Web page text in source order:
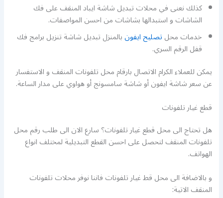
كذلك نعنى في محلات تبديل شاشة ايباد المنقف على فك
الشاشات و استبدالها بشاشات من احسن المواصفات.
خدمات محلتصليح ايفونبالمنزل تبديل شاشة تنزيل برامج فك
قفل الرقم السري.
يمكن للعملاء الكرام الاتصال بارقام محل تلفونات المنقف و الاستفسار
عن سعر شاشة ايفون أو شاشة سامسونج أو هواوي على مدار الساعة.
قطع غيار تلفونات
هل تحتاج الى محل قطع غيار تلفونات؟ سارع الان الى طلب رقم محل
تلفونات المنقف لتحصل على احسن القطع التبديلية لمختلف انواع
الهواتف.
و بالاضافة الى محل قط غيار تلفونات فاننا نوفر محلات تلفونات
المنقف الاتية: